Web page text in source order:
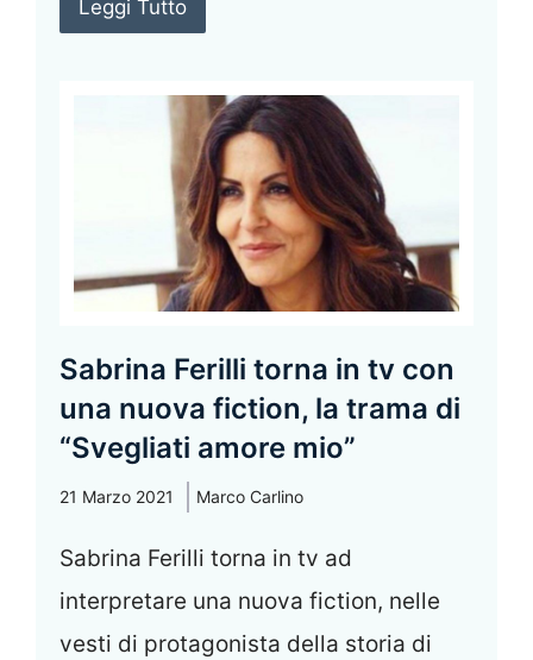
Leggi Tutto
Sabrina Ferilli torna in tv con
una nuova fiction, la trama di
“Svegliati amore mio”
21 Marzo 2021 Marco Carlino
Sabrina Ferilli torna in tv ad
interpretare una nuova fiction, nelle
vesti di protagonista della storia di